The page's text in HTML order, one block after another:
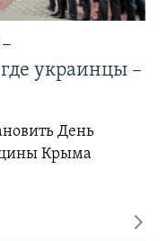
украинцы –
День
Крыма